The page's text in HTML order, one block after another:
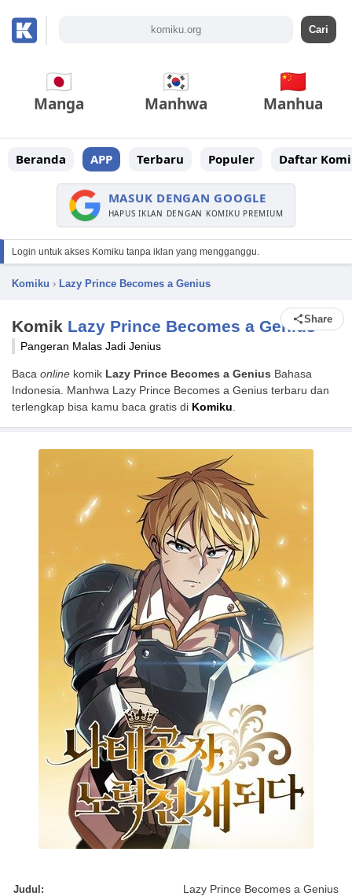
Manga Manhwa Manhua
Beranda APP Terbaru Populer Daftar
MASUK DENGAN GOOGLE
HAPUS IKLAN DENGAN KOMIKU PREMIUM
Login untuk akses Komiku tanpa iklan yang mengganggu.
Komiku › Lazy Prince Becomes a Genius
Komik Lazy Prince Becomes a GeniusShare
Pangeran Malas Jadi Jenius
Baca online komik Lazy Prince Becomes a Genius Bahasa
Indonesia. Manhwa Lazy Prince Becomes a Genius terbaru dan
terlengkap bisa kamu baca gratis di Komiku
Judul: Lazy Prince Becomes a Genius